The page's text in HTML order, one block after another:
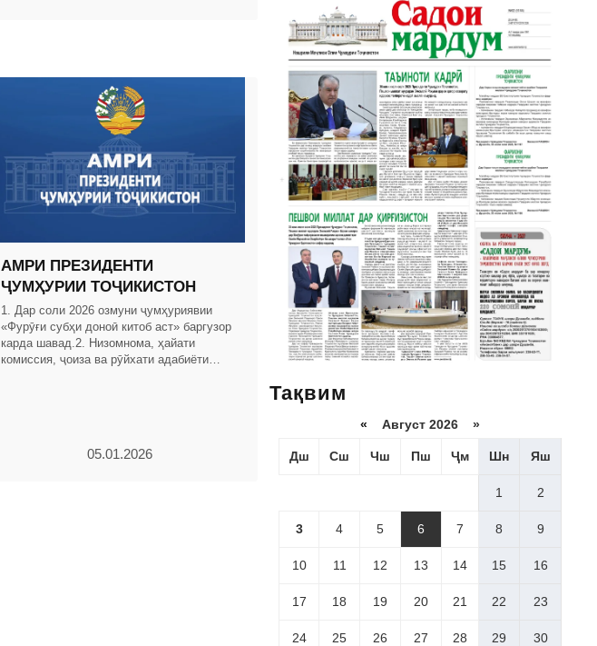
АМРИ ПРЕЗИДЕНТИ
ҶУМҲУРИИ ТОҶИКИСТОН
1. Дар соли 2026 озмуни ҷумҳуриявии
«Фурӯғи субҳи доноӣ китоб аст» баргузор
карда шавад.2. Низомнома, ҳайати
комиссия, ҷоиза ва рӯйхати адабиёти
05.01.2026
Тақвим
« Август 2026 »
Дш Сш Чш Пш Ҷм Шн Яш
1 2
3 4 5 6 7 8 9
10 11 12 13 14 15 16
17 18 19 20 21 22 23
24 25 26 27 28 29 30